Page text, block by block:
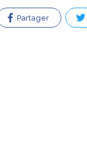
Partager